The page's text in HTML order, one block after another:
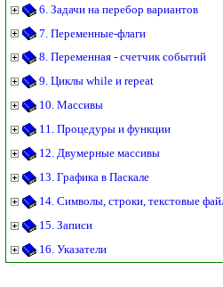
6. Задачи на перебор вариантов
7. Переменные-флаги
8. Переменная - счетчик событий
9. Циклы while и repeat
10. Массивы
11. Процедуры и функции
12. Двумерные массивы
13. Графика в Паскале
14. Символы, строки, текстовые
15. Записи
16. Указатели